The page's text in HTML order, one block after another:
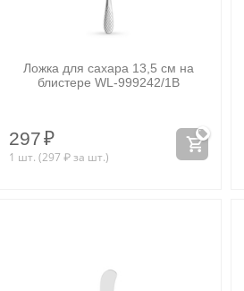
Ложка для сахара 13,5 см на
блистере WL‑999242/1B
297₽
1 шт. (297 ₽за шт.)